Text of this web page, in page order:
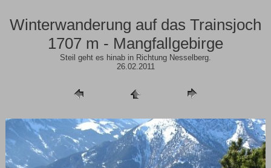
Winterwanderung auf das Trainsjoch
1707 m - Mangfallgebirge
Steil geht es hinab in Richtung Nesselberg.
26.02.2011